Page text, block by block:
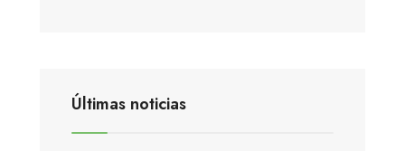
Últimas noticias